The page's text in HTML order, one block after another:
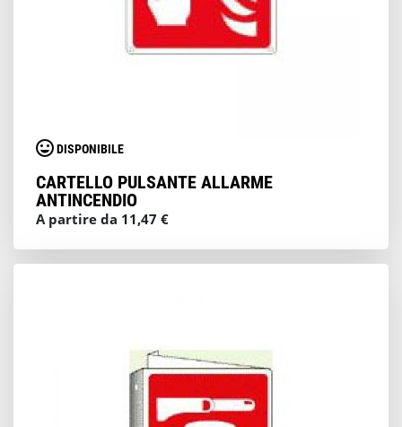
DISPONIBILE
CARTELLO PULSANTE ALLARME
ANTINCENDIO
A partire da 11,47 €